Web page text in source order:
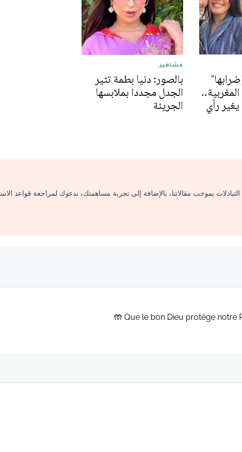
رأي
مشاهير
بالصور: دنيا بطمة تثير
الجدل مجددا بملابسها
الجريئة
بموجب مقالاتنا، بالإضافة إلى تجربة مساهمتك، ندعوك لمراجعة قواعد
Que le bon Dieu protége notre